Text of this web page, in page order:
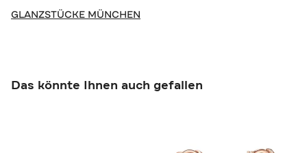
GLANZSTÜCKE MÜNCHEN
Das könnte Ihnen auch gefallen